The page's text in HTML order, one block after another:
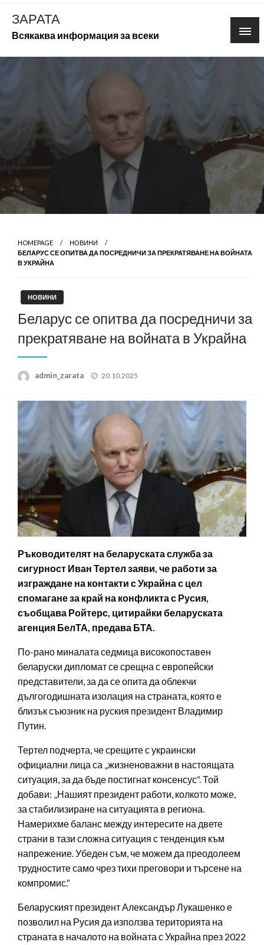
Skip
content
ЗАРАТА
Всякаква информация за всеки
HOMEPAGE
НОВИНИ
БЕЛАРУС СЕ ОПИТВА ДА ПОСРЕДНИЧИ ЗА ПРЕКРАТЯВАНЕ НА ВОЙНАТА
В УКРАЙНА
НОВИНИ
Беларус се опитва да посредничи за
прекратяване на войната в Украйна
admin_zarata
Posted
20.10.2025
Ръководителят на беларуската служба за
сигурност Иван Тертел заяви, че работи за
изграждане на контакти с Украйна с цел
спомагане за край на конфликта с Русия,
съобщава Ройтерс, цитирайки беларуската
агенция БелТА, предава БТА.
По-рано миналата седмица високопоставен
беларуски дипломат се срещна с европейски
представители, за да се опита да облекчи
дългогодишната изолация на страната, която е
близък съюзник на руския президент Владимир
Путин.
Тертел подчерта, че срещите с украински
официални лица са „жизненоважни в настоящата
ситуация, за да бъде постигнат консенсус“. Той
добави: „Нашият президент работи, колкото може,
за стабилизиране на ситуацията в региона.
Намерихме баланс между интересите на двете
страни в тази сложна ситуация с тенденция към
напрежение. Убеден съм, че можем да преодолеем
трудностите само чрез тихи преговори и търсене на
компромис.“
Беларуският президент Александър Лукашенко е
позволил на Русия да използва територията на
страната в началото на войната с Украйна през 2022